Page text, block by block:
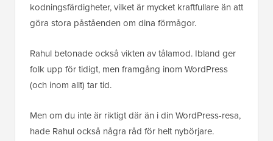
kodningsfärdigheter, vilket är mycket kraftfullare än att
göra stora påståenden om dina förmågor.
Rahul betonade också vikten av tålamod. Ibland ger
folk upp för tidigt, men framgång inom WordPress
(och inom allt) tar tid.
Men om du inte är riktigt där än i din WordPress-resa,
hade Rahul också några råd för helt nybörjare.